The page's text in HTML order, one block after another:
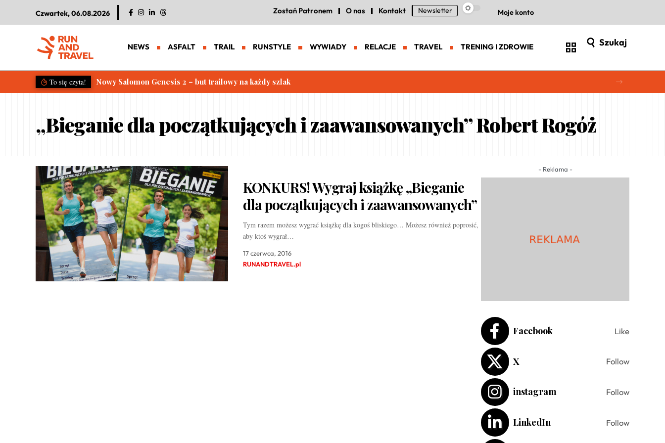
Czwartek, 06.08.2026 Zostań Patronem O nas Kontakt Newsletter Moje konto
NEWS ASFALT TRAIL RUNSTYLE WYWIADY RELACJE TRAVEL TRENING I ZDROWIE Szukaj
To się czyta! Nowy Salomon Genesis 2 – but trailowy na każdy szlak
„Bieganie dla początkujących i zaawansowanych” Robert Rogóż
KONKURS! Wygraj książkę „Bieganie
dla początkujących i zaawansowanych”
Tym razem możesz wygrać książkę dla kogoś bliskiego… Możesz również poprosić,
aby ktoś wygrał…
17 czerwca, 2016
RUNANDTRAVEL.pl
- Reklama -
Facebook Like
X Follow
instagram Follow
LinkedIn Follow